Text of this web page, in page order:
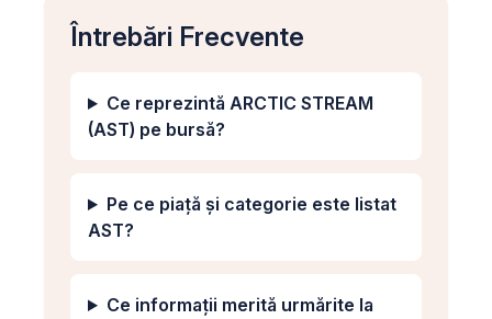
Întrebări Frecvente
Ce reprezintă ARCTIC STREAM
(AST) pe bursă?
Pe ce piață și categorie este listat
AST?
Ce informații merită urmărite la